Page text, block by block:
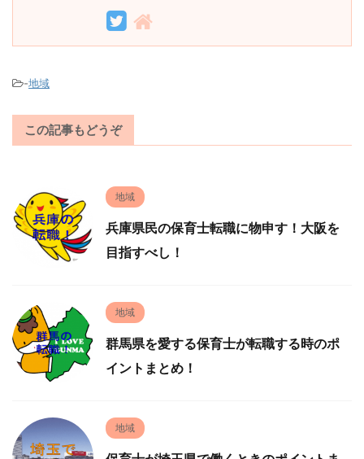
-地域
この記事もどうぞ
地域
兵庫県民の保育士転職に物申す！大阪を
目指すべし！
地域
群馬県を愛する保育士が転職する時のポ
イントまとめ！
地域